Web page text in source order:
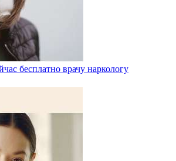
бесплатно врачу наркологу